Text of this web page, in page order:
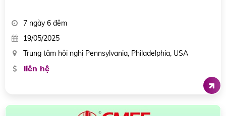
7 ngày 6 đêm
19/05/2025
Trung tâm hội nghị Pennsylvania, Philadelphia, USA
liên hệ